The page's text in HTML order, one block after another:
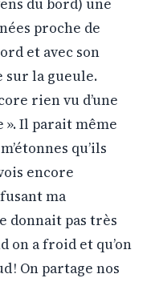
du bord) une
proche de
et avec son
la gueule.
rien vu d’une
». Il parait même
qu’ils
encore
ma
donnait pas très
on a froid et qu’on
! On partage nos